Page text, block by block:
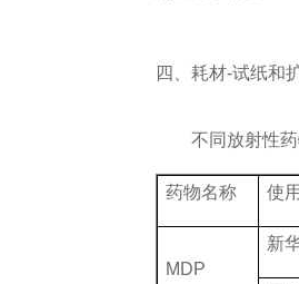
四、耗材-试纸和
不同放射性
药物名称 使
MDP
新